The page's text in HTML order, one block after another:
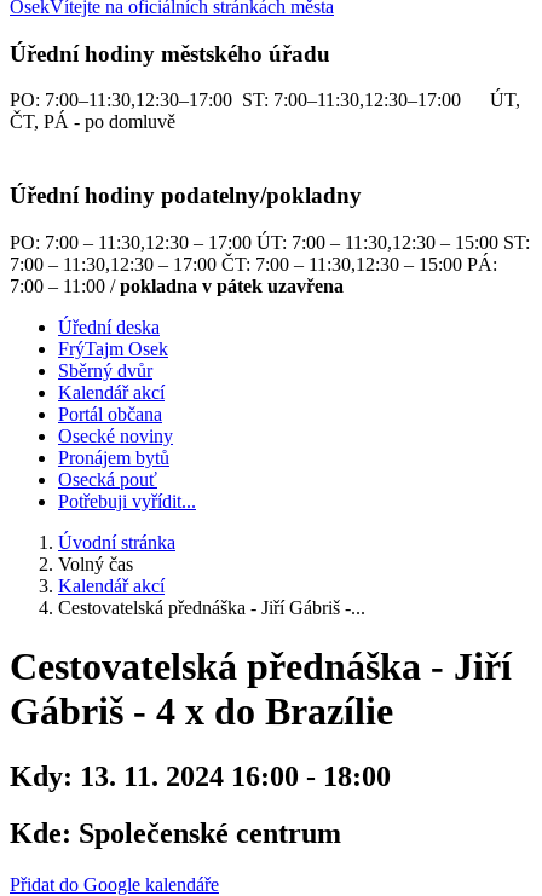
OsekVítejte na oficiálních stránkách města
Úřední hodiny městského úřadu
PO: 7:00–11:30,12:30–17:00 ST: 7:00–11:30,12:30–17:00 ÚT,
ČT, PÁ - po domluvě
Úřední hodiny podatelny/pokladny
PO: 7:00 – 11:30,12:30 – 17:00 ÚT: 7:00 – 11:30,12:30 – 15:00 ST:
7:00 – 11:30,12:30 – 17:00 ČT: 7:00 – 11:30,12:30 – 15:00 PÁ:
7:00 – 11:00 /pokladna v pátek uzavřena
Úřední deska
FrýTajm Osek
Sběrný dvůr
Kalendář akcí
Portál občana
Osecké noviny
Pronájem bytů
Osecká pouť
Potřebuji vyřídit...
Úvodní stránka
Volný čas
Kalendář akcí
Cestovatelská přednáška - Jiří Gábriš -...
Cestovatelská přednáška - Jiří
Gábriš - 4 x do Brazílie
Kdy: 13. 11. 2024 16:00 - 18:00
Kde: Společenské centrum
Přidat do Google kalendáře